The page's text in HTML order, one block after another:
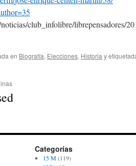
club_infolibre/librepensadores/
en Biografía, Elecciones, Historia y
Categorías
15 M(119)